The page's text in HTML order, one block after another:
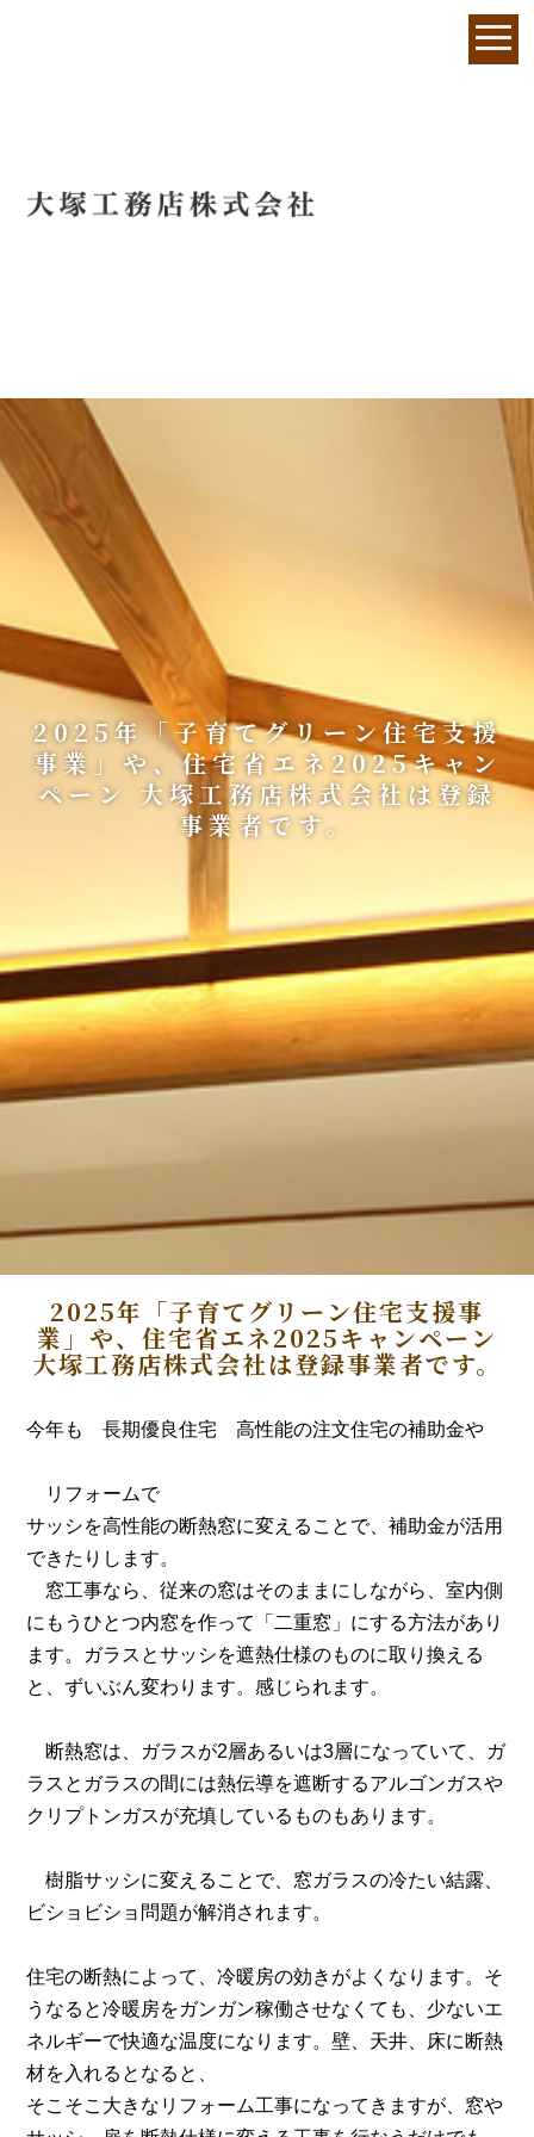
2025年「子育てグリーン住宅支援
事業」や、住宅省エネ2025キャン
ペーン 大塚工務店株式会社は登録
事業者です。
2025年「子育てグリーン住宅支援事
業」や、住宅省エネ2025キャンペーン
大塚工務店株式会社は登録事業者です。
今年も 長期優良住宅 高性能の注文住宅の補助金や
リフォームで
サッシを高性能の断熱窓に変えることで、補助金が活用
できたりします。
窓工事なら、従来の窓はそのままにしながら、室内側
にもうひとつ内窓を作って「二重窓」にする方法があり
ます。ガラスとサッシを遮熱仕様のものに取り換える
と、ずいぶん変わります。感じられます。
断熱窓は、ガラスが2層あるいは3層になっていて、ガ
ラスとガラスの間には熱伝導を遮断するアルゴンガスや
クリプトンガスが充填しているものもあります。
樹脂サッシに変えることで、窓ガラスの冷たい結露、
ビショビショ問題が解消されます。
住宅の断熱によって、冷暖房の効きがよくなります。そ
うなると冷暖房をガンガン稼働させなくても、少ないエ
ネルギーで快適な温度になります。壁、天井、床に断熱
材を入れるとなると、
そこそこ大きなリフォーム工事になってきますが、窓や